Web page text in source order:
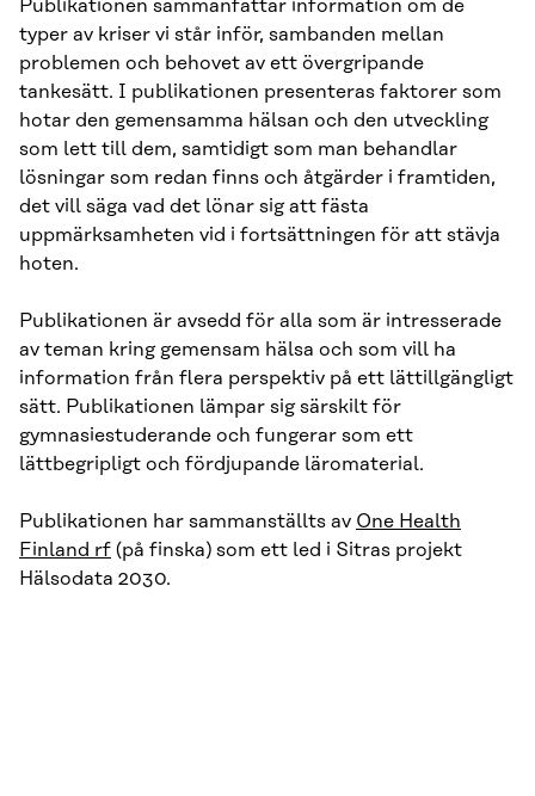
Publikationen sammanfattar information om de
typer av kriser vi står inför, sambanden mellan
problemen och behovet av ett övergripande
tankesätt. I publikationen presenteras faktorer som
hotar den gemensamma hälsan och den utveckling
som lett till dem, samtidigt som man behandlar
lösningar som redan finns och åtgärder i framtiden,
det vill säga vad det lönar sig att fästa
uppmärksamheten vid i fortsättningen för att stävja
hoten.
Publikationen är avsedd för alla som är intresserade
av teman kring gemensam hälsa och som vill ha
information från flera perspektiv på ett lättillgängligt
sätt. Publikationen lämpar sig särskilt för
gymnasiestuderande och fungerar som ett
lättbegripligt och fördjupande läromaterial.
Publikationen har sammanställts av One Health
Finland rf (på finska) som ett led i Sitras projekt
Hälsodata 2030.